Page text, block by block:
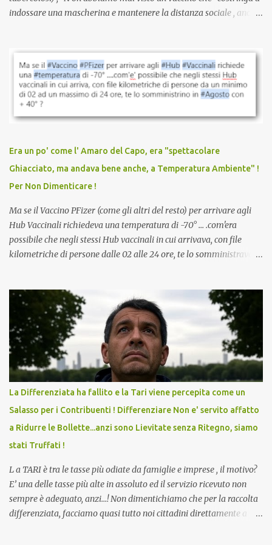
indossare una mascherina e mantenere la distanza sociale , anche
vaccinazione. Non avevamo mai sentito parlare di ricompense,
sconti, incentivi per vaccinarsi. Non avevamo mai visto
discriminazioni per coloro che non l’hanno fatto. Se non sei stato
vaccinato, nessuno aveva prima cercato di farti sentire una
persona cattiva. Non avevamo mai visto un vaccino che minacci le
vaccino usato per minacciare i mezzi di sussistenza, il lavoro o la
scuola. Non avevamo mai visto un vaccino che permettesse a un
dodicenne di ignorare il consenso dei genitori. Dopo tutti i vaccini
che abbiamo elencato sopra...
Era un po' come l' Amaro del Capo, era "spettacolare
Ghiacciato, ma andava bene anche, a Temperatura Ambiente" !
Per Non Dimenticare !
Ma se il Vaccino PFizer (come gli altri del resto) per arrivare agli
Hub Vaccinali richiedeva una temperatura di -70° ... .com'era
possibile che negli stessi Hub vaccinali in cui arrivava, con file
kilometriche di persone dalle 02 alle 24 ore, te lo somministravano
Vaccino come: l' Amaro del Capo, era "spettacolare Ghiacciato, ma
andava bene anche, a Temperatura Ambiente"! Riproponiamo
l'articolo per NON Dimenticare!
La Differenziata ha fallito e la Tari viene percepita come un
Salasso per i Contribuenti ! Differenziare Non e' servito affatto
a Ridurre le Bollette...anzi sono Lievitate senza Ritegno, siamo
stati Truffati !
L a TARI è tra le tasse più odiate da famiglie e imprese , il motivo?
E’ una delle tasse più alte in assoluto ed il servizio ricevuto non
sempre è adeguato, anzi…! Non dimentichiamo che per la raccolta
differenziata, facciamo quasi tutto noi cittadini direttamente a